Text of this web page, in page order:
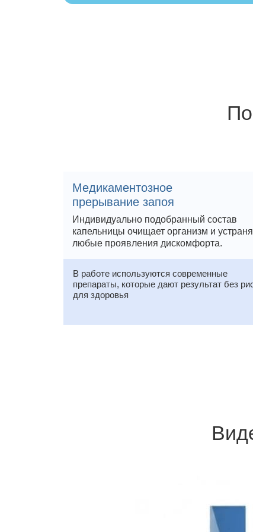
Медикаментозное
прерывание запоя
Индивидуально подобранный состав
капельницы очищает организм и
любые проявления дискомфорта.
В работе используются современные
препараты, которые дают результат без
для здоровья